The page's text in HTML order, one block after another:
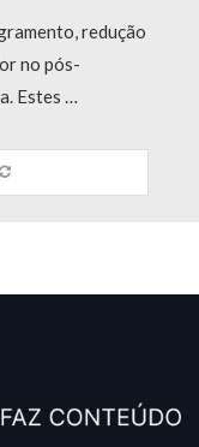
redução
no pós-
Estes …